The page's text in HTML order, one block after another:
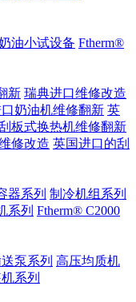
油小试设备 Ftherm®
新 瑞典进口维修改造
奶油机维修翻新 英
板式换热机维修翻新
修改造 英国进口的刮
器系列 制冷机组系列
系列 Ftherm® C2000
泵系列 高压均质机
系列